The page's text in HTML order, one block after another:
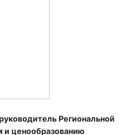
Региональной
ценообразованию